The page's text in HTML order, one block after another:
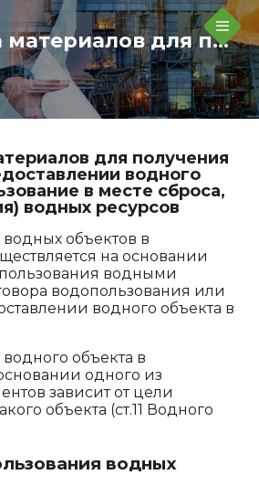
Подготовка материалов для получения решения о предоставлении водного объекта в пользование в месте сброса, забора (изъятия) водных ресурсов
для получения
водного
в месте сброса,
водных ресурсов
объектов в
на основании
водными
водопользования или
водного объекта в
объекта в
одного из
зависит от цели
объекта (ст.11 Водного
водных